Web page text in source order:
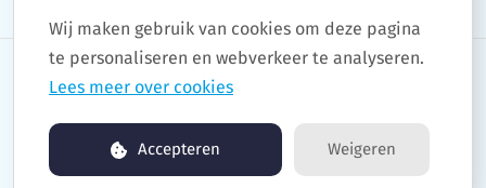
Copyright © 2026 Stad Gent. All rights reserved.
Persruimte by pr.co
Wij maken gebruik van cookies om deze pagina
te personaliseren en webverkeer te analyseren.
Lees meer over cookies
Accepteren Weigeren